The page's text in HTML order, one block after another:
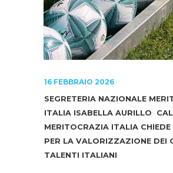
16 FEBBRAIO 2026
SEGRETERIA NAZIONALE
ITALIA ISABELLA AURILLO
MERITOCRAZIA ITALIA CHIEDE
PER LA VALORIZZAZIONE DEI
TALENTI ITALIANI